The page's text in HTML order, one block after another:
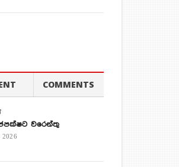
COMMENTS
වරෙන්තු
2026